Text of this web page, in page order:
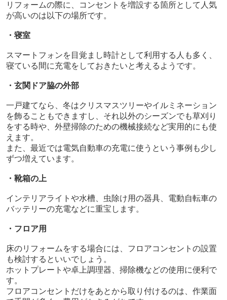
リフォームの際に、コンセントを増設する箇所として人気
が高いのは以下の場所です。
・寝室
スマートフォンを目覚まし時計として利用する人も多く、
寝ている間に充電をしておきたいと考えるようです。
・玄関ドア脇の外部
一戸建てなら、冬はクリスマスツリーやイルミネーション
を飾ることもできますし、それ以外のシーズンでも草刈り
をする時や、外壁掃除のための機械接続など実用的にも使
えます。
また、最近では電気自動車の充電に使うという事例も少し
ずつ増えています。
・靴箱の上
インテリアライトや水槽、虫除け用の器具、電動自転車の
バッテリーの充電などに重宝します。
・フロア用
床のリフォームをする場合には、フロアコンセントの設置
も検討するといいでしょう。
ホットプレートや卓上調理器、掃除機などの使用に便利で
す。
フロアコンセントだけをあとから取り付けるのは、作業面